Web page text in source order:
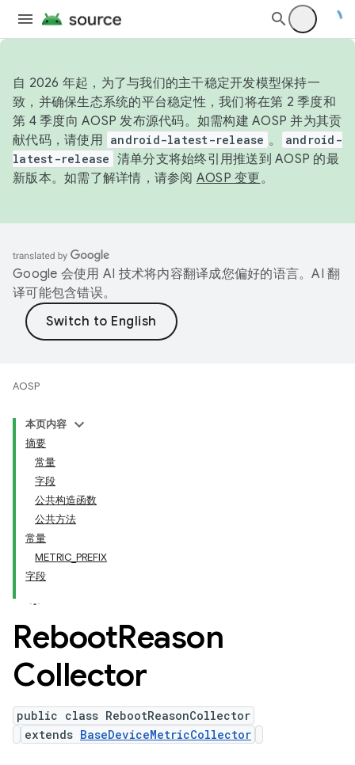
自 2026 年起，为了与我们的主干稳定开发模型保持一
致，并确保生态系统的平台稳定性，我们将在第 2 季度和
第 4 季度向 AOSP 发布源代码。如需构建 AOSP 并为其贡
献代码，请使用 android-latest-release 。
android-
latest-release 清单分支将始终引用推送到 AOSP 的最
新版本。如需了解详情，请参阅 AOSP 变更。
Google 会使用 AI 技术将内容翻译成您偏好的语言。AI 翻
译可能包含错误。
AOSP
本页内容
摘要
常量
字段
公共构造函数
公共方法
常量
METRIC_PREFIX
字段
RebootReason
Collector
public class RebootReasonCollector
extends BaseDeviceMetricCollector